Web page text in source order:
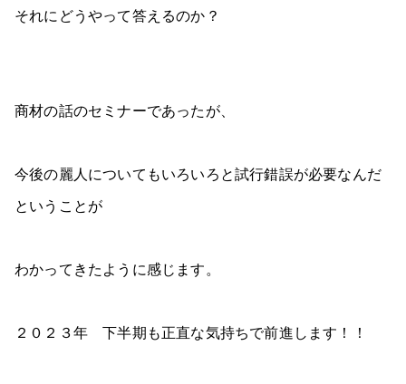
それにどうやって答えるのか？
商材の話のセミナーであったが、
今後の麗人についてもいろいろと試行錯誤が必要なんだ
ということが
わかってきたように感じます。
２０２３年 下半期も正直な気持ちで前進します！！